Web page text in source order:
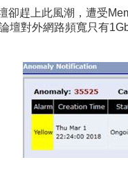
卻趕上此風潮，遭受
壇對外網路頻寬只有